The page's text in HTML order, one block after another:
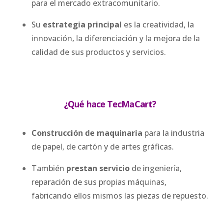
para el mercado extracomunitario.
Su estrategia principal es la creatividad, la
innovación, la diferenciación y la mejora de la
calidad de sus productos y servicios.
¿Qué hace TecMaCart?
Construcción de maquinaria para la industria
de papel, de cartón y de artes gráficas.
También prestan servicio de ingeniería,
reparación de sus propias máquinas,
fabricando ellos mismos las piezas de repuesto.